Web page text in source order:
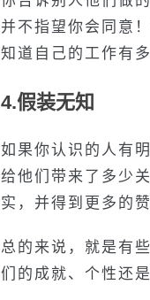
并不指望你会同意
知道自己的工作有
4.假装无知
如果你认识的人有
给他们带来了多少
实，并得到更多的
总的来说，就是有
们的成就、个性还